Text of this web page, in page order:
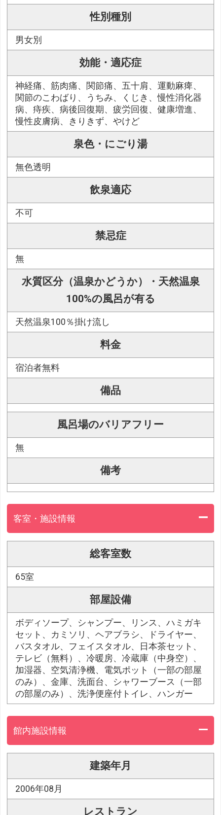
性別種別
男女別
効能・適応症
神経痛、筋肉痛、関節痛、五十肩、運動麻痺、
関節のこわばり、うちみ、くじき、慢性消化器
病、痔疾、病後回復期、疲労回復、健康増進、
慢性皮膚病、きりきず、やけど
泉色・にごり湯
無色透明
飲泉適応
不可
禁忌症
無
水質区分（温泉かどうか）・天然温泉
100%の風呂が有る
天然温泉100％掛け流し
料金
宿泊者無料
備品
風呂場のバリアフリー
無
備考
客室・施設情報
総客室数
65室
部屋設備
ボディソープ、シャンプー、リンス、ハミガキ
セット、カミソリ、ヘアブラシ、ドライヤー、
バスタオル、フェイスタオル、日本茶セット、
テレビ（無料）、冷暖房、冷蔵庫（中身空）、
加湿器、空気清浄機、電気ポット（一部の部屋
のみ）、金庫、洗面台、シャワーブース（一部
の部屋のみ）、洗浄便座付トイレ、ハンガー
館内施設情報
建築年月
2006年08月
レストラン